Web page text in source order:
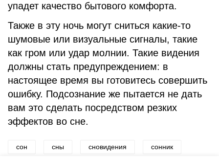
упадет качество бытового комфорта.
Также в эту ночь могут сниться какие-то
шумовые или визуальные сигналы, такие
как гром или удар молнии. Такие видения
должны стать предупреждением: в
настоящее время вы готовитесь совершить
ошибку. Подсознание же пытается не дать
вам это сделать посредством резких
эффектов во сне.
сон сны сновидения сонник